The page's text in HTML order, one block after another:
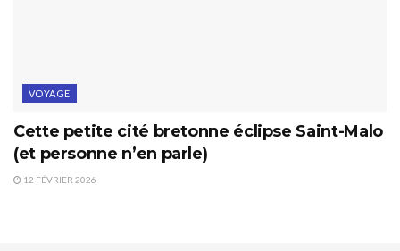
VOYAGE
Cette petite cité bretonne éclipse Saint-Malo
(et personne n’en parle)
12 FÉVRIER 2026